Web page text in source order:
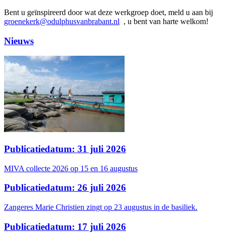
Bent u geïnspireerd door wat deze werkgroep doet, meld u aan bij
groenekerk@odulphusvanbrabant.nl , u bent van harte welkom!
Nieuws
Publicatiedatum: 31 juli 2026
MIVA collecte 2026 op 15 en 16 augustus
Publicatiedatum: 26 juli 2026
Zangeres Marie Christien zingt op 23 augustus in de basiliek.
Publicatiedatum: 17 juli 2026